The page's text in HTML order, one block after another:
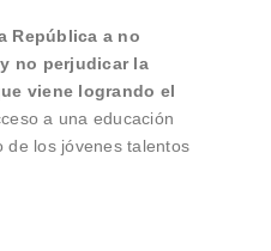
República a no
no perjudicar la
viene logrando el
a una educación
de los jóvenes talentos